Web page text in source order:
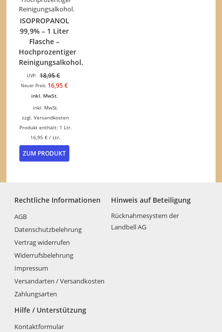
ISOPROPANOL
99,9% – 1 Liter
Flasche –
Hochprozentiger
Reinigungsalkohol.
UVP: 18,95€Ursprünglicher
Preis
Neuer Preis: 16,95€Aktueller
inkl. MwSt.
inkl. MwSt.
zzgl.Versandkosten
Produkt enthält: 1 Ltr.
16,95€ / Ltr.
ZUM PRODUKT
Rechtliche Informationen
AGB
Datenschutzbelehrung
Vertrag widerrufen
Widerrufsbelehrung
Impressum
Versandarten / Versandkosten
Zahlungsarten
Hinweis auf Beteiligung
Rücknahmesystem der
Landbell AG
Hilfe / Unterstützung
Kontaktformular